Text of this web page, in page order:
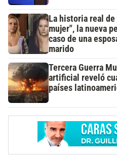
La historia real
mujer", la nueva
caso de una
marido
Tercera Guerra
artificial reveló
países